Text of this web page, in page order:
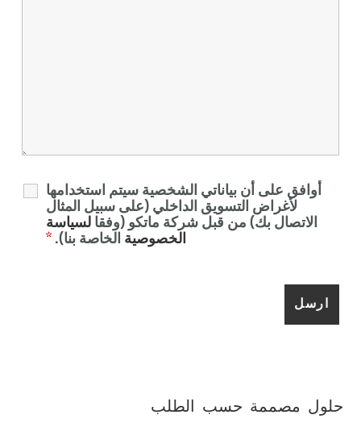
أوافق على أن بياناتي الشخصية سيتم استخدامها
لأغراض التسويق الداخلي (على سبيل المثال
الاتصال بك) من قبل شركة ماتكو (وفقالسياسة
الخصوصيةالخاصة بنا).*
حلول مصممة حسب الطلب